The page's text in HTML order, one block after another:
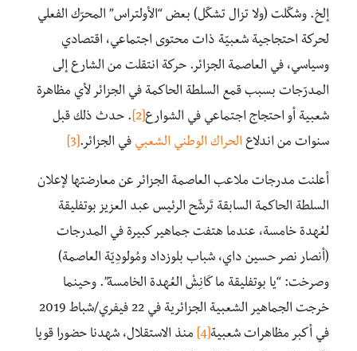
إلخ. وشكّلت (ولا تزال تشكّل) بعض “الأولتراس” المحرّك الفعلي
لحركة احتجاجية شعبيّة ذات محتوى اجتماعي، اقتصادي
وسياسي، في العاصمة الجزائر. حركة انتقلت من الشارع إلى
المدرّجات بسبب قمع السلطة الحاكمة في الجزائر لأي مظاهرة
شعبية أو احتجاج اجتماعي في الشوارع[2]
. حدث ذلك قبل
سنوات من اندلاع الحراك الوطني الشعبي في الجزائر.[3]
أعلنت مدرجات ملاعب العاصمة الجزائر عن معارضتها لإعلان
السلطة الحاكمة السابقة تَرشّح الرئيس عبد العزيز بوتفليقة
لعُهدة خامسة، عندما هتفت جماهير كبيرة في المدرجات
(أنصار نصر حسين داي، شباب بلوزداد ومُولودِيّة العاصمة)
وصرخت: “يا بوتفليقة ما كَانِشْ العُهدة الخامسة”. وحينما
خرجت الجماهير الشعبية الجزائرية في 22 فيفري/شباط 2019
في أكبر مظاهرات شعبية[4]
منذ الاستقلال، شهدنا حضورا قويا